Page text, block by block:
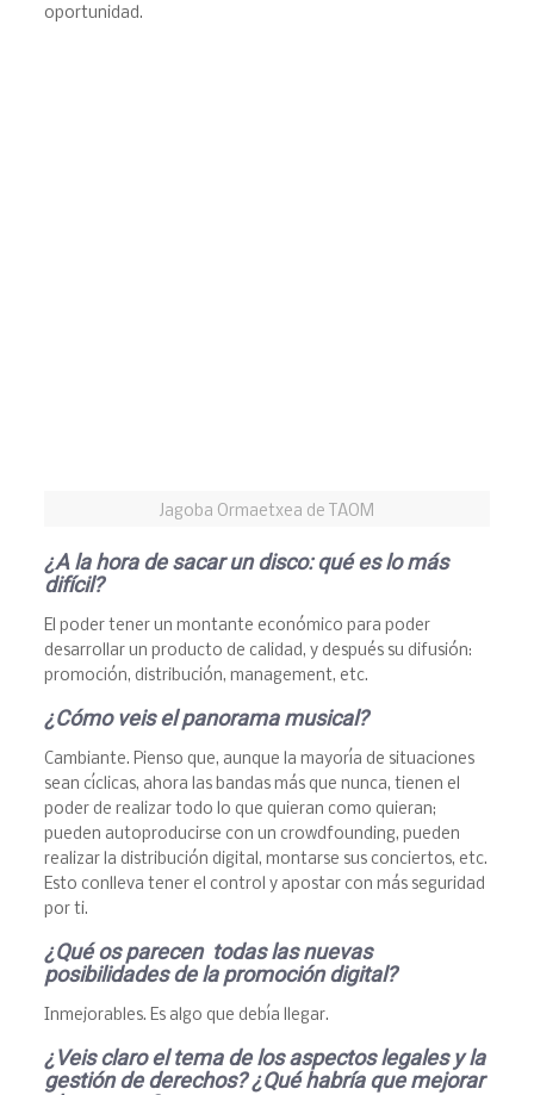
oportunidad.
Jagoba Ormaetxea de TAOM
¿A la hora de sacar un disco: quées lo más
difícil?
El poder tener un montante económico para poder
desarrollar un producto de calidad, y después su difusión:
promoción, distribución, management, etc.
¿Cómo veis el panorama musical?
Cambiante. Pienso que, aunque la mayoría de situaciones
sean cíclicas, ahora las bandas más que nunca, tienen el
poder de realizar todo lo que quieran como quieran;
pueden autoproducirse con un crowdfounding, pueden
realizar la distribución digital, montarse sus conciertos, etc.
Esto conlleva tener el control y apostar con más seguridad
por ti.
¿Quéos parecen todas las nuevas
posibilidades de la promoción digital?
Inmejorables. Es algo que debía llegar.
¿Veis claro el tema de los aspectos legales y la
gestión de derechos? ¿Quéhabría que mejorar